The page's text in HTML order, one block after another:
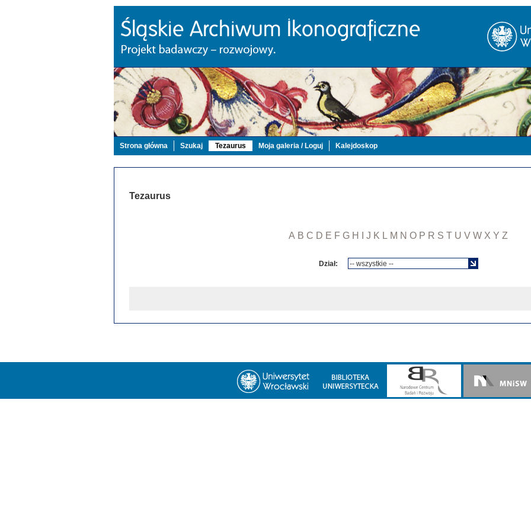
Strona główna Szukaj Tezaurus Moja galeria / Loguj Kalejdoskop
Tezaurus
A B C D E F G H J K L M N O P R S T U V W X Y Z
Dział: